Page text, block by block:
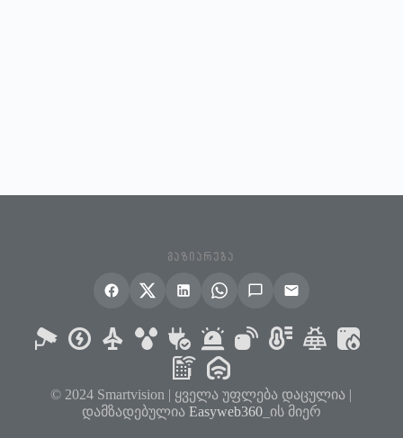
ᲒᲐᲖᲘᲐᲠᲔᲑᲐ
© 2024 Smartvision | ყველა უფლება დაცულია |
დამზადებულია Easyweb360_ის მიერ